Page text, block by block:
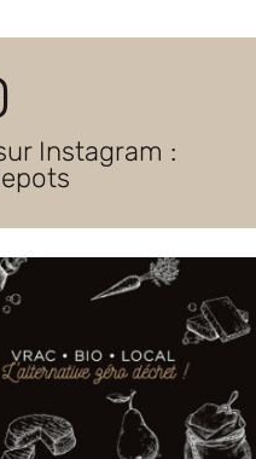
Instagram :